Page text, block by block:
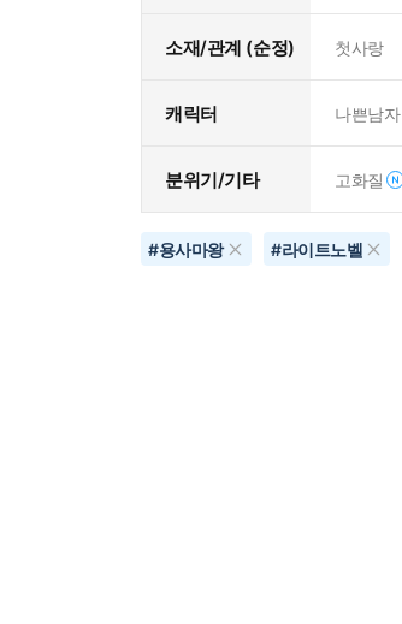
소재/관계 (순정) 첫사랑
캐릭터 나쁜남자
분위기/기타 고화질
#용사마왕 #라이트노벨